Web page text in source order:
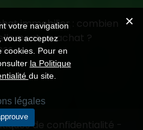
immobilier : combien
un achat ?
de confidentialité
votre navigation
vous acceptez
cookies. Pour en
la Politique
du site.
légales